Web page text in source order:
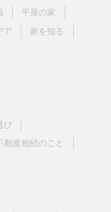
平屋の家
ア
家を知る
び
動産相続のこと